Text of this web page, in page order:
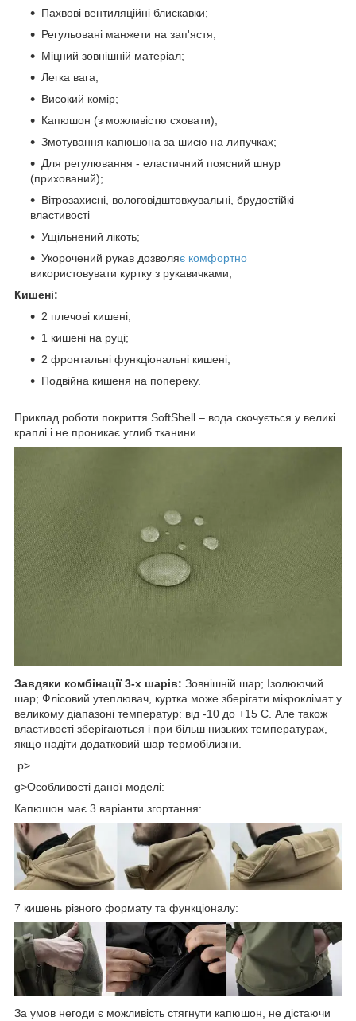
Пахвові вентиляційні блискавки;
Регульовані манжети на зап'ястя;
Міцний зовнішній матеріал;
Легка вага;
Високий комір;
Капюшон (з можливістю сховати);
Змотування капюшона за шиєю на липучках;
Для регулювання - еластичний поясний шнур
(прихований);
Вітрозахисні, вологовідштовхувальні, брудостійкі
властивості
Ущільнений лікоть;
Укорочений рукав дозволяє комфортно
використовувати куртку з рукавичками;
Кишені:
2 плечові кишені;
1 кишені на руці;
2 фронтальні функціональні кишені;
Подвійна кишеня на попереку.
Приклад роботи покриття SoftShell – вода скочується у великі
краплі і не проникає углиб тканини.
Завдяки комбінації 3-х шарів: Зовнішній шар; Ізолюючий
шар; Флісовий утеплювач, куртка може зберігати мікроклімат у
великому діапазоні температур: від -10 до +15 С. Але також
властивості зберігаються і при більш низьких температурах,
якщо надіти додатковий шар термобілизни.
p>
g>Особливості даної моделі:
Капюшон має 3 варіанти згортання:
7 кишень різного формату та функціоналу:
За умов негоди є можливість стягнути капюшон, не дістаючи